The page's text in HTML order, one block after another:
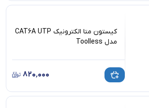
کیستون متا الکترونیک CAT6A UTP
مدل Toolless
۸۲۰٬۰۰۰